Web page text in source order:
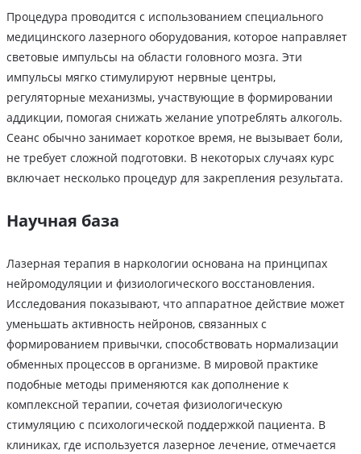
Процедура проводится с использованием специального
медицинского лазерного оборудования, которое направляет
световые импульсы на области головного мозга. Эти
импульсы мягко стимулируют нервные центры,
регуляторные механизмы, участвующие в формировании
аддикции, помогая снижать желание употреблять алкоголь.
Сеанс обычно занимает короткое время, не вызывает боли,
не требует сложной подготовки. В некоторых случаях курс
включает несколько процедур для закрепления результата.
Научная база
Лазерная терапия в наркологии основана на принципах
нейромодуляции и физиологического восстановления.
Исследования показывают, что аппаратное действие может
уменьшать активность нейронов, связанных с
формированием привычки, способствовать нормализации
обменных процессов в организме. В мировой практике
подобные методы применяются как дополнение к
комплексной терапии, сочетая физиологическую
стимуляцию с психологической поддержкой пациента. В
клиниках, где используется лазерное лечение, отмечается